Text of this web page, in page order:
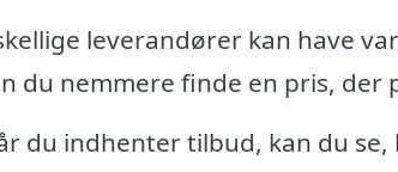
leverandører kan have
du nemmere finde en pris, der
du indhenter tilbud, kan du